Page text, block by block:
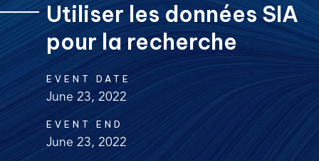
Recherches populaires:
Les déversements de pétrole
Changement climatique
Utiliser les données SIA
pour la recherche
EVENT DATE
June 23, 2022
EVENT END
June 23, 2022